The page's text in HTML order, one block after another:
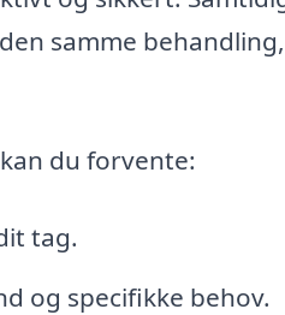
samme
du forvente:
tag.
og specifikke behov.